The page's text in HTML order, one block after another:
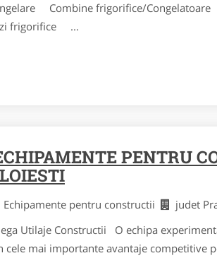
Combine frigorifice/
frigorifice ...
PENTRU
Echipamente pentru constructii judet
Utilaje Constructii O echipa
cele mai importante avantaje competitive